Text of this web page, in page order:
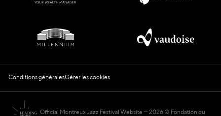
Conditions généralesGérer les cookies
Official Montreux Jazz Festival Website 2026 © Fondation du